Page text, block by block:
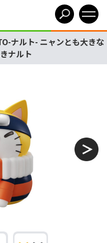
ナルト- ニャンとも大きな
ナルト